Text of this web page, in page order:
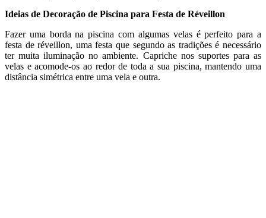
Ideias de Decoração de Piscina para Festa de Réveillon
Fazer uma borda na piscina com algumas velas é perfeito para a
festa de réveillon, uma festa que segundo as tradições é necessário
ter muita iluminação no ambiente. Capriche nos suportes para as
velas e acomode-os ao redor de toda a sua piscina, mantendo uma
distância simétrica entre uma vela e outra.